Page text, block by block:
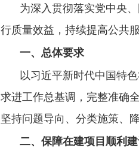
为深入贯彻落实党中央
行质量效益，持续提高公共
一、总体要求
以习近平新时代中国特
求进工作总基调，完整准确
坚持问题导向、分类施策、
二、保障在建项目顺利